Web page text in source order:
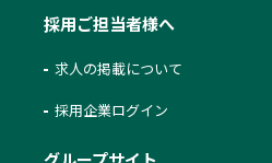
採用ご担当者様へ
求人の掲載について
採用企業ログイン